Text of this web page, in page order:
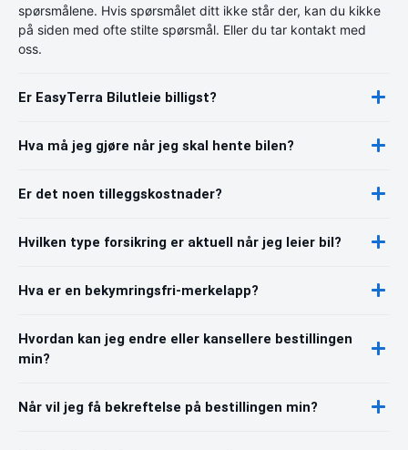
spørsmålene. Hvis spørsmålet ditt ikke står der, kan du kikke
på siden med ofte stilte spørsmål. Eller du tar kontakt med
oss.
Er EasyTerra Bilutleie billigst?
Hva må jeg gjøre når jeg skal hente bilen?
Er det noen tilleggskostnader?
Hvilken type forsikring er aktuell når jeg leier bil?
Hva er en bekymringsfri-merkelapp?
Hvordan kan jeg endre eller kansellere bestillingen
min?
Når vil jeg få bekreftelse på bestillingen min?